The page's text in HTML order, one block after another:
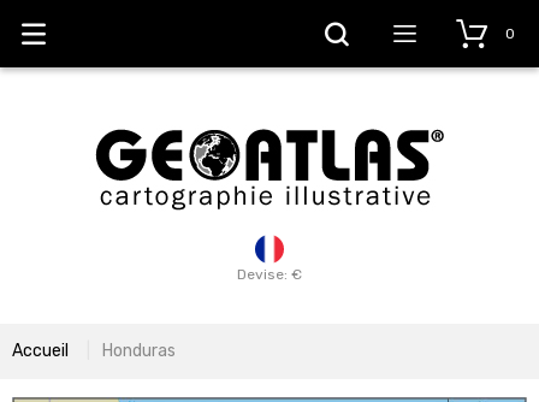
Devise: €
0
Accueil Honduras